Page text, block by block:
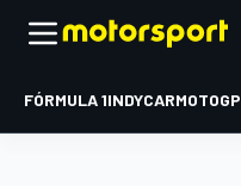
FÓRMULA 1INDYCARMOTOGP